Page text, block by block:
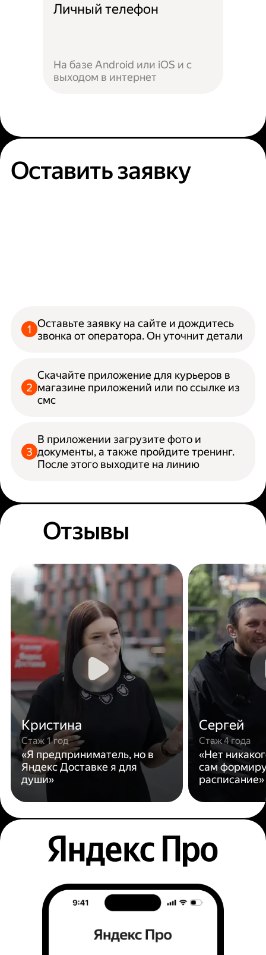
Личный телефон
На базе Android или iOS и с
выходом в интернет
Оставить заявку
Оставьте заявку на сайте и дождитесь
звонка от оператора. Он уточнит детали
Скачайте приложение для курьеров в
магазине приложений или по ссылке из
смс
В приложении загрузите фото и
документы, а также пройдите тренинг.
После этого выходите на линию
Отзывы
Кристина
Стаж 1 год
«Я предприниматель, но в
Яндекс Доставке я для
души»
Сергей
Стаж 4 года
«Нет
сам
расписание»